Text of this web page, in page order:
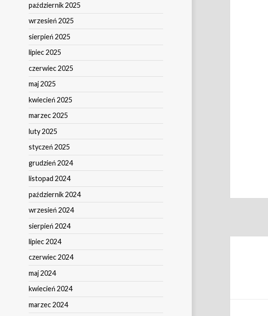
październik 2025
wrzesień 2025
sierpień 2025
lipiec 2025
czerwiec 2025
maj 2025
kwiecień 2025
marzec 2025
luty 2025
styczeń 2025
grudzień 2024
listopad 2024
październik 2024
wrzesień 2024
sierpień 2024
lipiec 2024
czerwiec 2024
maj 2024
kwiecień 2024
marzec 2024